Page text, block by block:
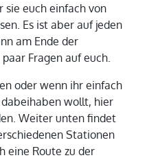
sie euch einfach von
Es ist aber auf jeden
am Ende der
Fragen auf euch.
oder wenn ihr einfach
wollt, hier
Weiter unten findet
Stationen
eine Route zu der